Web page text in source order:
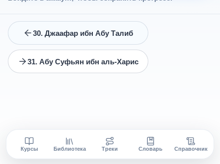
Курсы Библиотека Треки Словарь Справочник
30. Джаафар ибн Абу Талиб
31. Абу Суфьян ибн аль-Харис